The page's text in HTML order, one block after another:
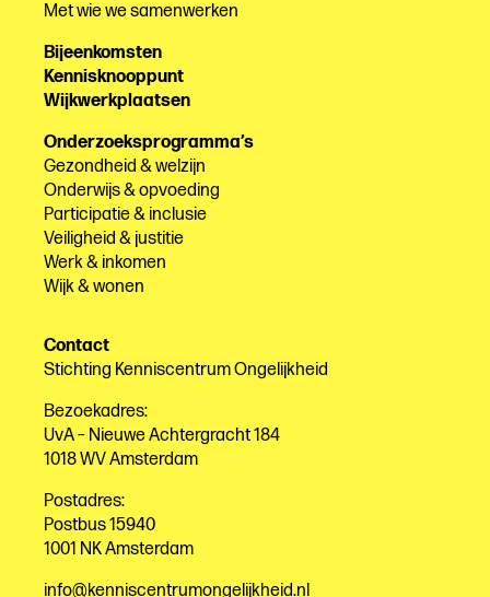
Met wie we samenwerken
Bijeenkomsten
Kennisknooppunt
Wijkwerkplaatsen
Onderzoeksprogramma’s
Gezondheid & welzijn
Onderwijs & opvoeding
Participatie & inclusie
Veiligheid & justitie
Werk & inkomen
Wijk & wonen
Contact
Stichting Kenniscentrum Ongelijkheid
Bezoekadres:
UvA – Nieuwe Achtergracht 184
1018 WV Amsterdam
Postadres:
Postbus 15940
1001 NK Amsterdam
info@kenniscentrumongelijkheid.nl